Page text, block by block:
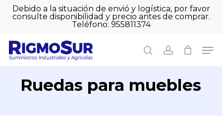
SkipDebido a la situación de envió y logística, por favor
consulte disponibilidad y precio antes de comprar.
Teléfono: 955811374
searchaccount
Cart Close
Ruedas para muebles
Close